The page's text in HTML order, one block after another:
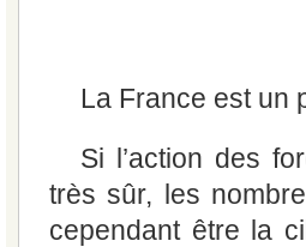
La France est un
Si l’action des
très sûr, les
cependant être la